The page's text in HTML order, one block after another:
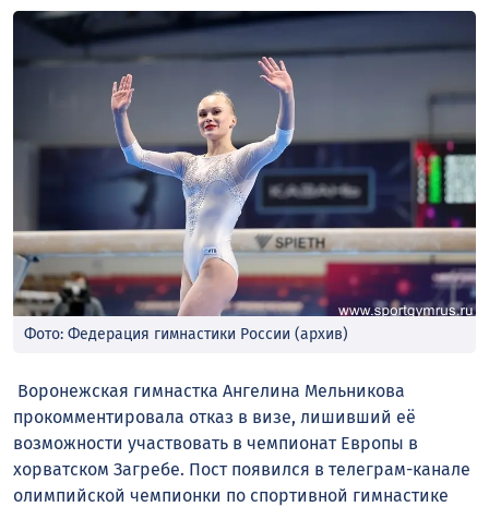
Фото: Федерация гимнастики России (архив)
Воронежская гимнастка Ангелина Мельникова
прокомментировала отказ в визе, лишивший её
возможности участвовать в чемпионат Европы в
хорватском Загребе. Пост появился в телеграм-канале
олимпийской чемпионки по спортивной гимнастике